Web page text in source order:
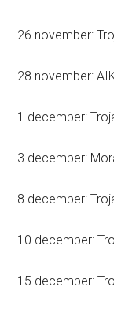
26 november:
28 november:
1 december:
3 december:
8 december:
10 december:
15 december: